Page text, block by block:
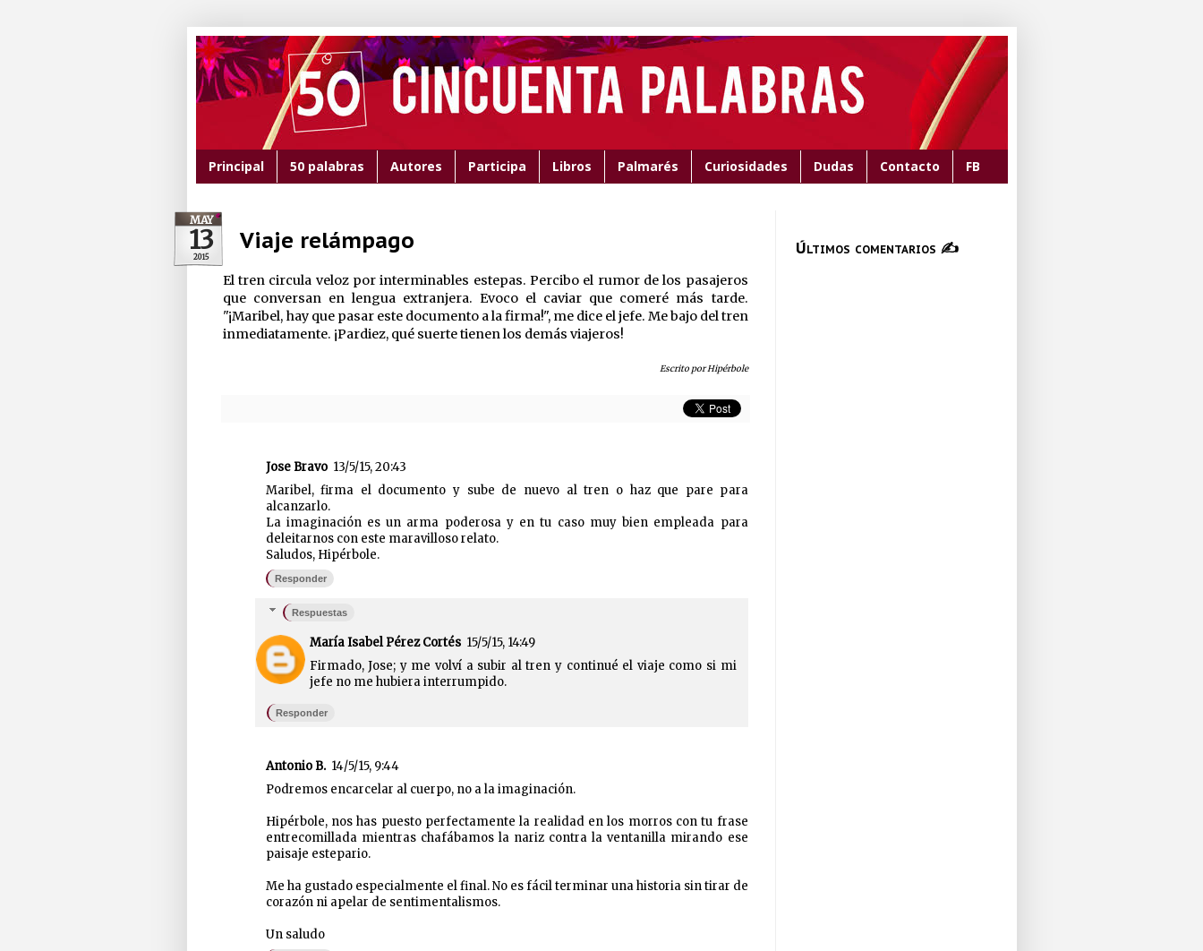
Principal 50 palabras Autores Participa Libros Palmarés Curiosidades Dudas Contacto FB
MAY
13
2015
Viaje relámpago
El tren circula veloz por interminables estepas. Percibo el rumor de los pasajeros
que conversan en lengua extranjera. Evoco el caviar que comeré más tarde.
"¡Maribel, hay que pasar este documento a la firma!", me dice el jefe. Me bajo del tren
inmediatamente. ¡Pardiez, qué suerte tienen los demás viajeros!
Escrito por Hipérbole
Jose Bravo 13/5/15, 20:43
Maribel, firma el documento y sube de nuevo al tren o haz que pare para
alcanzarlo.
La imaginación es un arma poderosa y en tu caso muy bien empleada para
deleitarnos con este maravilloso relato.
Saludos, Hipérbole.
Responder
Respuestas
María Isabel Pérez Cortés 15/5/15, 14:49
Firmado, Jose; y me volví a subir al tren y continué el viaje como si mi
jefe no me hubiera interrumpido.
Responder
Antonio B. 14/5/15, 9:44
Podremos encarcelar al cuerpo, no a la imaginación.
Hipérbole, nos has puesto perfectamente la realidad en los morros con tu frase
entrecomillada mientras chafábamos la nariz contra la ventanilla mirando ese
paisaje estepario.
Me ha gustado especialmente el final. No es fácil terminar una historia sin tirar de
corazón ni apelar de sentimentalismos.
Un saludo
Últimos comentarios ✍